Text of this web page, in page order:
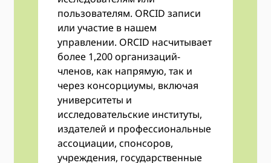
пользователям. ORCID записи
или участие в нашем
управлении. ORCID насчитывает
более 1,200 организаций-
членов, как напрямую, так и
через консорциумы, включая
университеты и
исследовательские институты,
издателей и профессиональные
ассоциации, спонсоров,
учреждения, государственные